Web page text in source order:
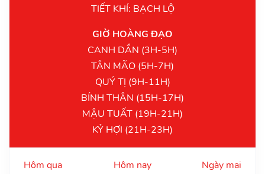
TIẾT KHÍ: BẠCH LỘ
GIỜ HOÀNG ĐẠO
CANH DẦN (3H-5H)
TÂN MÃO (5H-7H)
QUÝ TỊ (9H-11H)
BÍNH THÂN (15H-17H)
MẬU TUẤT (19H-21H)
KỶ HỢI (21H-23H)
Hôm qua Hôm nay Ngày mai